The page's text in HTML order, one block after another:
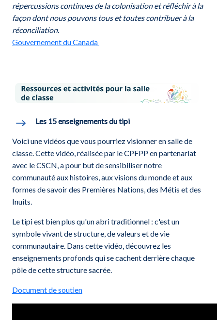
répercussions continues de la colonisation et réfléchir à la
façon dont nous pouvons tous et toutes contribuer à la
réconciliation.
Gouvernement du Canada
Les 15 enseignements du tipi
Voici une vidéos que vous pourriez visionner en salle de
classe. Cette vidéo, réalisée par le CPFPP en partenariat
avec le CSCN, a pour but de sensibiliser notre
communauté aux histoires, aux visions du monde et aux
formes de savoir des Premières Nations, des Métis et des
Inuits.
Le tipi est bien plus qu'un abri traditionnel : c'est un
symbole vivant de structure, de valeurs et de vie
communautaire. Dans cette vidéo, découvrez les
enseignements profonds qui se cachent derrière chaque
pôle de cette structure sacrée.
Document de soutien